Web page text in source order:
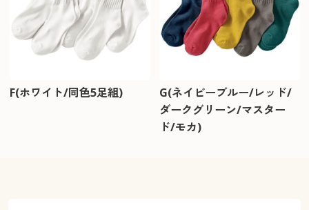
F(ホワイト/同色5足組)
G(ネイビーブルー/レッド/
ダークグリーン/マスター
ド/モカ)